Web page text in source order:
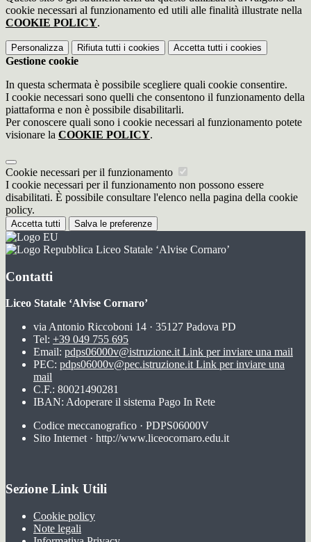
cookie necessari al funzionamento ed utili alle finalità illustrate nella
COOKIE POLICY.
Personalizza Rifiuta tutti i cookies Accetta tutti i cookies
Gestione cookie
In questa schermata è possibile scegliere quali cookie consentire.
I cookie necessari sono quelli che consentono il funzionamento della
piattaforma e non è possibile disabilitarli.
Per conoscere quali sono i cookie necessari al funzionamento potete
visionare la COOKIE POLICY.
Cookie necessari per il funzionamento
I cookie necessari per il funzionamento non possono essere
disabilitati. È possibile consultare l'elenco nella pagina della cookie
policy.
Accetta tutti Salva le preferenze
Liceo Statale ‘Alvise Cornaro’
Contatti
Liceo Statale ‘Alvise Cornaro’
via Antonio Riccoboni 14 · 35127 Padova PD
Tel: +39 049 755 695
Email: pdps06000v@istruzione.itLink per inviare una mail
PEC: pdps06000v@pec.istruzione.itLink per inviare una
mail
C.F.: 80021490281
IBAN: Adoperare il sistema Pago In Rete
Codice meccanografico · PDPS06000V
Sito Internet · http://www.liceocornaro.edu.it
Sezione Link Utili
Cookie policy
Note legali